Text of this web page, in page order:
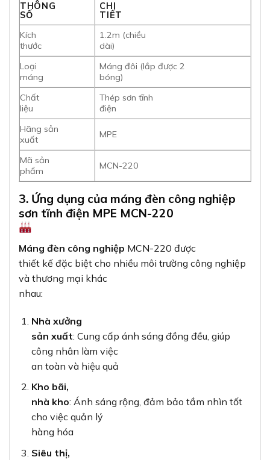
THÔNG
SỐ
CHI
TIẾT
Kích
thước
1.2m (chiều
dài)
Loại
máng
Máng đôi (lắp được 2
bóng)
Chất
liệu
Thép sơn tĩnh
điện
Hãng sản
xuất
MPE
Mã sản
phẩm
MCN-220
3. Ứng dụng của máng đèn công nghiệp
sơn tĩnh điện MPE MCN-220
Máng đèn công nghiệp MCN-220 được
thiết kế đặc biệt cho nhiều môi trường công nghiệp
và thương mại khác
nhau:
Nhà xưởng
sản xuất: Cung cấp ánh sáng đồng đều, giúp
công nhân làm việc
an toàn và hiệu quả
Kho bãi,
nhà kho: Ánh sáng rộng, đảm bảo tầm nhìn tốt
cho việc quản lý
hàng hóa
Siêu thị,